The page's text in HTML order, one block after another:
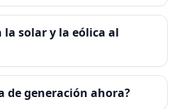
la solar y la eólica al
de generación ahora?